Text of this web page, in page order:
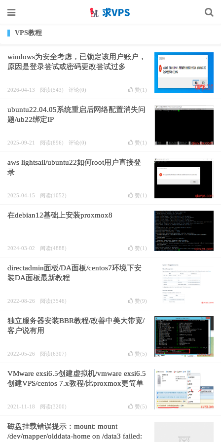
VPS教程
windows为安全考虑，已锁定该用户账户，
原因是登录尝试或密码更改尝试过多
2026-04-13 阅读(543) 评论(0) 赞(1 )
ubuntu22.04.05系统重启后网络配置消失问
题/ub22绑定IP
2025-09-21 阅读(896) 评论(0) 赞(1 )
aws lightsail/ubuntu22如何root用户直接登
录
2025-04-15 阅读(1052) 赞(1 )
在debian12基础上安装proxmox8
2024-03-02 阅读(4888) 赞(1 )
directadmin面板/DA面板/centos7环境下安
装DA面板最新教程
2022-08-26 阅读(3546) 赞(9)
独立服务器安装BBR教程/改善中美大带宽/
客户说有用
2022-05-26 阅读(6307) 赞(5)
VMware exsi6.5创建虚拟机/vmware exsi6.5
创建VPS/centos 7.x教程/比proxmox更简单
2021-11-18 阅读(3200) 赞(5)
磁盘挂载错误提示：mount: mount
/dev/mapper/olddata-home on /data3 failed: